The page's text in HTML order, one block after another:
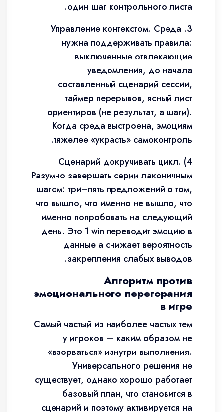
один шаг контрольного листа.
3. Управление контекстом. Среда
нужна поддерживать правила:
выключенные отвлекающие
уведомления, до начала
составленный сценарий сессии,
таймер перерывов, ясный лист
ориентиров (не результат, а шаги).
Когда среда выстроена, эмоциям
тяжелее «украсть» самоконтроль.
4) Сценарий докручивать цикл.
Разумно завершать серии лаконичным
шагом: три–пять предложений о том,
что вышло, что именно не вышло, что
именно попробовать на следующий
день. Это 1 win переводит эмоцию в
данные а снижает вероятность
закрепления слабых выводов.
Алгоритм против
эмоционального перегорания
в игре
Самый частый из наиболее частых тем
у игроков — каким образом не
«взорваться» изнутри выполнения.
Универсального решения не
существует, однако хорошо работает
базовый план, что становится в
сценарий и поэтому активируется на